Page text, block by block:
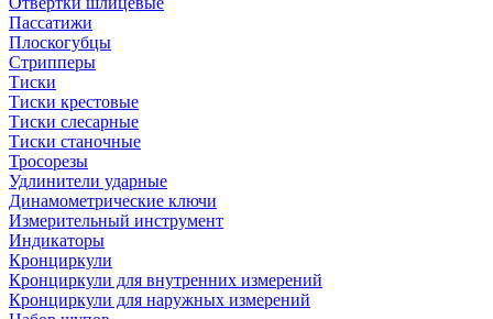
Пассатижи
Плоскогубцы
Стрипперы
Тиски
Тиски крестовые
Тиски слесарные
Тиски станочные
Тросорезы
Удлинители ударные
Динамометрические ключи
Измерительный инструмент
Индикаторы
Кронциркули
Кронциркули для внутренних измерений
Кронциркули для наружных измерений